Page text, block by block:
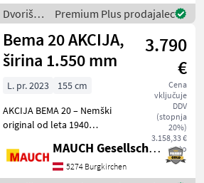
Hochdruckschlauch mit
automatischer
Dvoriščna
mehanizacija
/
Kärcher
Premium Plus prodajalec
Bema 20 AKCIJA,
širina 1.550 mm
3.790
€
Cena
vključuje
DDV
(stopnja
20%)
3.158,33 €
neto
L. pr. 2023
155 cm
AKCIJA BEMA 20 – Nemški
original od leta 1940
mehanska zbiralna posoda
- 3. oporno kolo v serijski
MAUCH Gesellschaft m.b.H. & Co.KG
5274 Burgkirchen